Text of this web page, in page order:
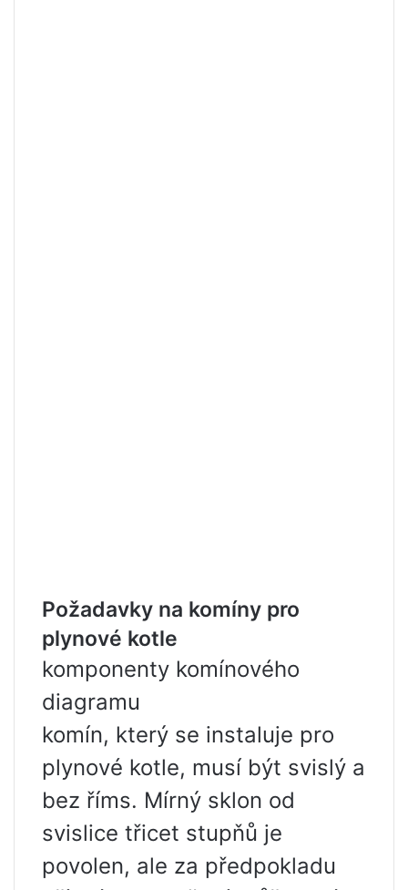
Požadavky na komíny pro
plynové kotle
komponenty komínového
diagramu
komín, který se instaluje pro
plynové kotle, musí být svislý a
bez říms. Mírný sklon od
svislice třicet stupňů je
povolen, ale za předpokladu